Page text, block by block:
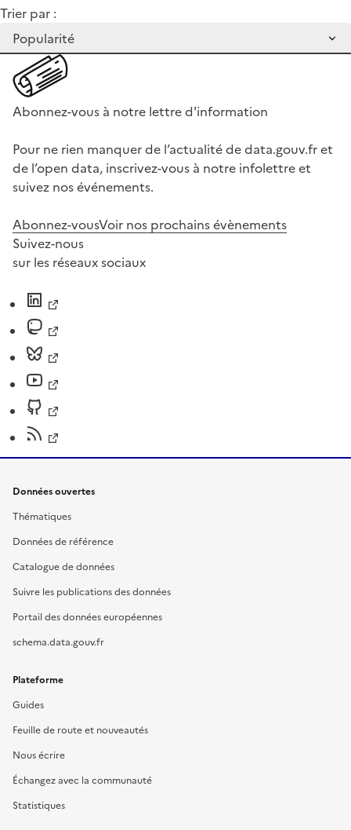
Trier par :
Abonnez-vous à notre lettre d'information
Pour ne rien manquer de l’actualité de data.gouv.fr et
de l’open data, inscrivez-vous à notre infolettre et
suivez nos événements.
Abonnez-vousVoir nos prochains évènements
Suivez-nous
sur les réseaux sociaux
Données ouvertes
Thématiques
Données de référence
Catalogue de données
Suivre les publications des données
Portail des données européennes
schema.data.gouv.fr
Plateforme
Guides
Feuille de route et nouveautés
Nous écrire
Échangez avec la communauté
Statistiques